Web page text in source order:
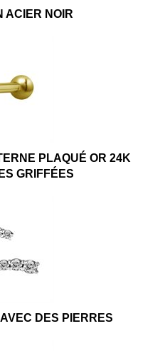
ACIER NOIR
PLAQUÉ OR 24K
GRIFFÉES
DES PIERRES